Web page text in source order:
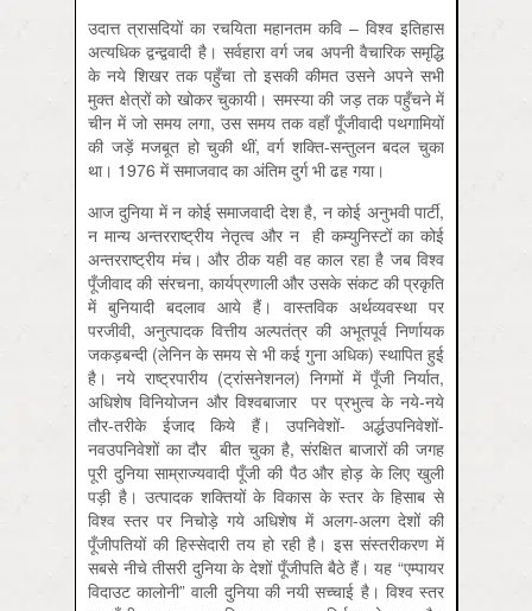
उदात्त त्रासदियों का रचयिता महानतम कवि – विश्व इतिहास
अत्यधिक द्वन्द्ववादी है। सर्वहारा वर्ग जब अपनी वैचारिक समृद्धि
के नये शिखर तक पहुँचा तो इसकी कीमत उसने अपने सभी
मुक्त क्षेत्रों को खोकर चुकायी। समस्या की जड़ तक पहुँचने में
चीन में जो समय लगा, उस समय तक वहाँ पूँजीवादी पथगामियों
की जड़ें मजबूत हो चुकी थीं, वर्ग शक्ति-सन्तुलन बदल चुका
था। 1976 में समाजवाद का अंतिम दुर्ग भी ढह गया।
आज दुनिया में न कोई समाजवादी देश है, न कोई अनुभवी पार्टी,
न मान्य अन्तरराष्ट्रीय नेतृत्व और न ही कम्युनिस्टों का कोई
अन्तरराष्ट्रीय मंच। और ठीक यही वह काल रहा है जब विश्व
पूँजीवाद की संरचना, कार्यप्रणाली और उसके संकट की प्रकृति
में बुनियादी बदलाव आये हैं। वास्तविक अर्थव्यवस्था पर
परजीवी, अनुत्पादक वित्तीय अल्पतंत्र की अभूतपूर्व निर्णायक
जकड़बन्दी (लेनिन के समय से भी कई गुना अधिक) स्थापित हुई
है। नये राष्ट्रपारीय (ट्रांसनेशनल) निगमों में पूँजी निर्यात,
अधिशेष विनियोजन और विश्वबाजार पर प्रभुत्व के नये-नये
तौर-तरीके ईजाद किये हैं। उपनिवेशों- अर्द्धउपनिवेशों-
नवउपनिवेशों का दौर बीत चुका है, संरक्षित बाजारों की जगह
पूरी दुनिया साम्राज्यवादी पूँजी की पैठ और होड़ के लिए खुली
पड़ी है। उत्पादक शक्तियों के विकास के स्तर के हिसाब से
विश्व स्तर पर निचोड़े गये अधिशेष में अलग-अलग देशों की
पूँजीपतियों की हिस्सेदारी तय हो रही है। इस संस्तरीकरण में
सबसे नीचे तीसरी दुनिया के देशों पूँजीपति बैठे हैं। यह “एम्पायर
विदाउट कालोनी” वाली दुनिया की नयी सच्चाई है। विश्व स्तर